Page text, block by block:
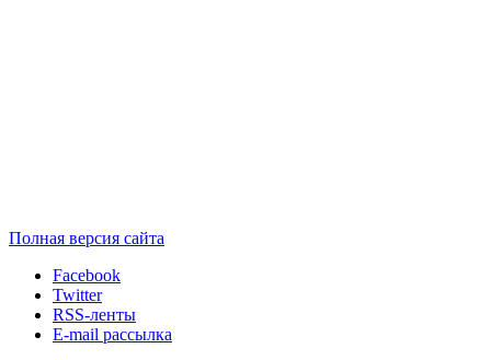
Полная версия сайта
Facebook
Twitter
RSS-ленты
E-mail рассылка